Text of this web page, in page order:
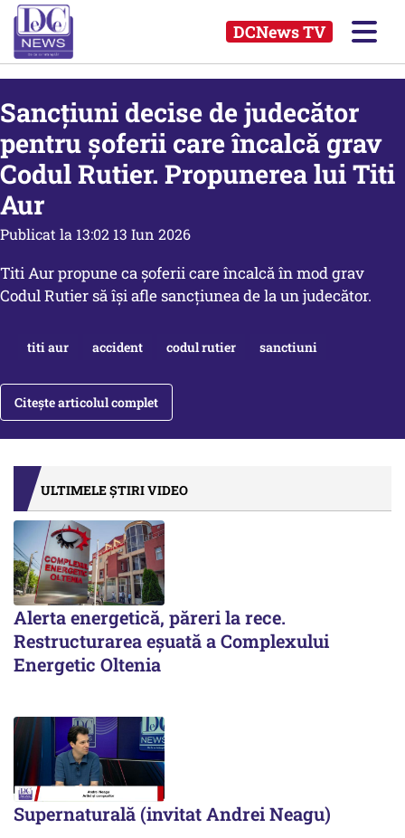
DCNews TV
Sancţiuni decise de judecător
pentru şoferii care încalcă grav
Codul Rutier. Propunerea lui Titi
Aur
Publicat la 13:02 13 Iun 2026
Titi Aur propune ca şoferii care încalcă în mod grav
Codul Rutier să îşi afle sancţiunea de la un judecător.
titi aur accident codul rutier sanctiuni
Citește articolul complet
ULTIMELE ȘTIRI VIDEO
Alerta energetică, păreri la rece.
Restructurarea eșuată a Complexului
Energetic Oltenia
Supernaturală (invitat Andrei Neagu)